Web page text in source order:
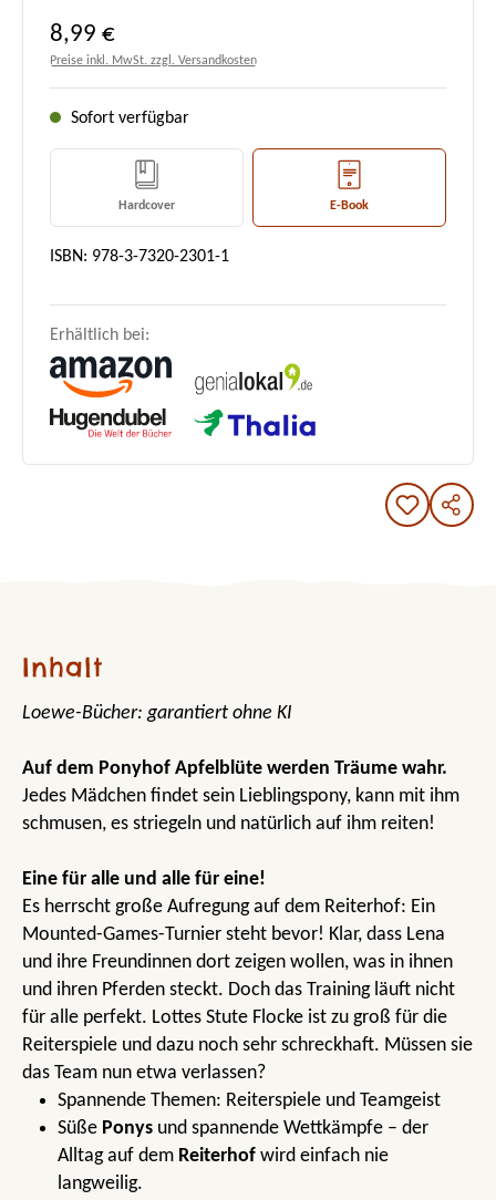
Regulärer Preis:
8,99 €
Preise inkl. MwSt. zzgl. Versandkosten
Sofort verfügbar
Hardcover E-Book
ISBN: 978-3-7320-2301-1
Erhältlich bei:
Inhalt
Loewe-Bücher: garantiert ohne KI
Auf dem Ponyhof Apfelblüte werden Träume wahr.
Jedes Mädchen findet sein Lieblingspony, kann mit ihm
schmusen, es striegeln und natürlich auf ihm reiten!
Eine für alle und alle für eine!
Es herrscht große Aufregung auf dem Reiterhof: Ein
Mounted-Games-Turnier steht bevor! Klar, dass Lena
und ihre Freundinnen dort zeigen wollen, was in ihnen
und ihren Pferden steckt. Doch das Training läuft nicht
für alle perfekt. Lottes Stute Flocke ist zu groß für die
Reiterspiele und dazu noch sehr schreckhaft. Müssen sie
das Team nun etwa verlassen?
Spannende Themen: Reiterspiele und Teamgeist
Süße Ponys und spannende Wettkämpfe – der
Alltag auf dem Reiterhof wird einfach nie
langweilig.